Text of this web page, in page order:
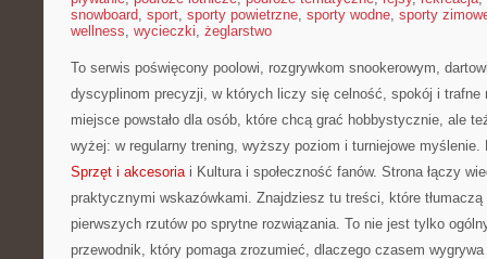
snowboard, sport, sporty powietrzne, sporty wodne, sporty
wellness, wycieczki, żeglarstwo
To serwis poświęcony poolowi, rozgrywkom snookerowym,
dyscyplinom precyzji, w których liczy się celność, spokój i trafne
miejsce powstało dla osób, które chcą grać hobbystycznie, ale
wyżej: w regularny trening, wyższy poziom i turniejowe
Sprzęt i akcesoriai Kultura i społeczność fanów. Strona łączy
praktycznymi wskazówkami. Znajdziesz tu treści, które
pierwszych rzutów po sprytne rozwiązania. To nie jest tylko
przewodnik, który pomaga zrozumieć, dlaczego czasem